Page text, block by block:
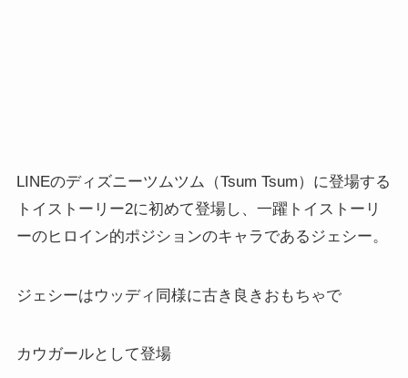
LINEのディズニーツムツム（Tsum Tsum）に登場する
トイストーリー2に初めて登場し、一躍トイストーリ
ーのヒロイン的ポジションのキャラであるジェシー。
ジェシーはウッディ同様に古き良きおもちゃで
カウガールとして登場